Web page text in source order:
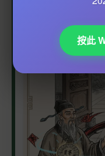
按此